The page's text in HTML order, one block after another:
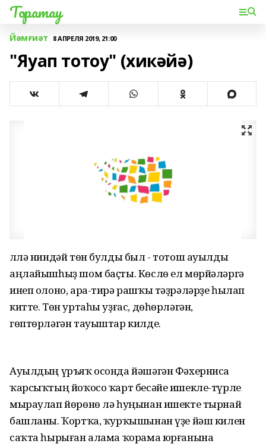
Торатау
Йәмғиәт 8 АПРЕЛЯ 2019, 21:00
"Яуап тотоу" (хикәйә)
Әллә ниндәй төн булды был - тотош ауылды
аңлайышһыҙ шом баҫты. Көслө ел мөрйәләргә
инеп олоно, ара-тирә рашҡы тәҙрәләрҙе һылап
китте. Төн уртаһы уҙғас, дөһөрләгән,
гөптөрләгән тауыштар килде.
Ауылдың үръяҡ осонда йәшәгән Фәхерниса
ҡарсыҡтың йоҡосо ҡарт бесәйе ишекле-түрле
мыраулап йөрөнө лә һуңынан ишекте тырнай
башланы. Ҡортҡа, ҡурҡышынан үҙе йәш килен
саҡта һырыған алама ҡорама юрғанына